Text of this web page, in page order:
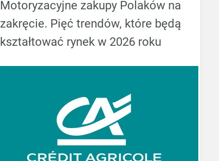
Motoryzacyjne zakupy Polaków na
zakręcie. Pięć trendów, które będą
kształtować rynek w 2026 roku